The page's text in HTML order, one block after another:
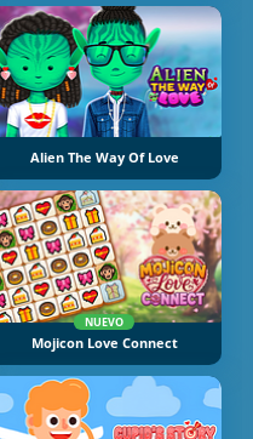
Alien The Way Of Love
NUEVO
Mojicon Love Connect